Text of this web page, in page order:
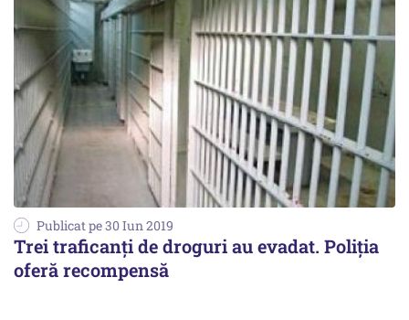
Publicat pe 30 Iun 2019
Trei traficanți de droguri au evadat. Poliția
oferă recompensă